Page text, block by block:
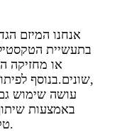
אנחנו המיזם
או מחזיקה
שונים.בנוסף
באמצעות
טקסטיל מקיפות, חד-פעמיות וברורות.